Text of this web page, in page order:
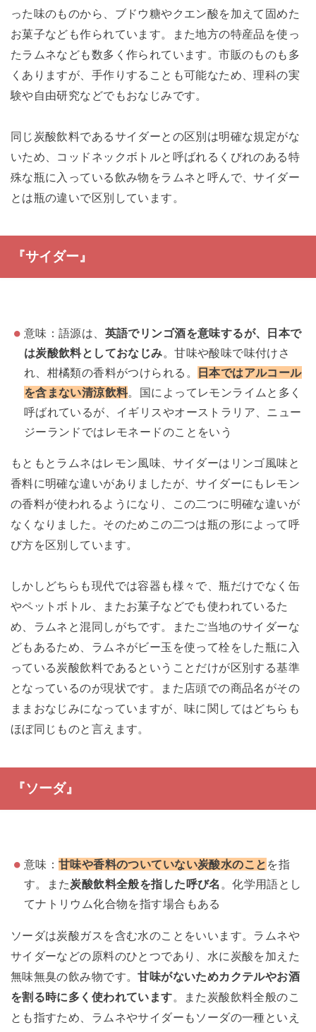
った味のものから、ブドウ糖やクエン酸を加えて固めた
お菓子なども作られています。また地方の特産品を使っ
たラムネなども数多く作られています。市販のものも多
くありますが、手作りすることも可能なため、理科の実
験や自由研究などでもおなじみです。
同じ炭酸飲料であるサイダーとの区別は明確な規定がな
いため、コッドネックボトルと呼ばれるくびれのある特
殊な瓶に入っている飲み物をラムネと呼んで、サイダー
とは瓶の違いで区別しています。
『サイダー』
意味：語源は、 英語でリンゴ酒を意味するが、日本で
は炭酸飲料としておなじみ。甘味や酸味で味付けさ
れ、柑橘類の香料がつけられる。
日本ではアルコール
を含まない清涼飲料。国によってレモンライムと多く
呼ばれているが、イギリスやオーストラリア、ニュー
ジーランドではレモネードのことをいう
もともとラムネはレモン風味、サイダーはリンゴ風味と
香料に明確な違いがありましたが、サイダーにもレモン
の香料が使われるようになり、この二つに明確な違いが
なくなりました。そのためこの二つは瓶の形によって呼
び方を区別しています。
しかしどちらも現代では容器も様々で、瓶だけでなく缶
やペットボトル、またお菓子などでも使われているた
め、ラムネと混同しがちです。またご当地のサイダーな
どもあるため、ラムネがビー玉を使って栓をした瓶に入
っている炭酸飲料であるということだけが区別する基準
となっているのが現状です。また店頭での商品名がその
ままおなじみになっていますが、味に関してはどちらも
ほぼ同じものと言えます。
『ソーダ』
意味：甘味や香料のついていない炭酸水のこと を指
す。また炭酸飲料全般を指した呼び名 。化学用語とし
てナトリウム化合物を指す場合もある
ソーダは炭酸ガスを含む水のことをいいます。ラムネや
サイダーなどの原料のひとつであり、水に炭酸を加えた
無味無臭の飲み物です。甘味がないためカクテルやお酒
を割る時に多く使われています。また炭酸飲料全般のこ
とも指すため、ラムネやサイダーもソーダの一種といえ